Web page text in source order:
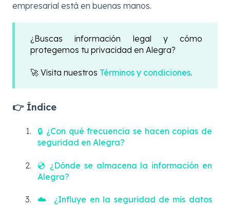
empresarial está en buenas manos.
¿Buscas información legal y cómo
protegemos tu privacidad en Alegra?
🚀 Visita nuestros Términos y condiciones.
👉 Índice
🔒 ¿Con qué frecuencia se hacen copias de
seguridad en Alegra?
💿 ¿Dónde se almacena la información en
Alegra?
☁️ ¿Influye en la seguridad de mis datos